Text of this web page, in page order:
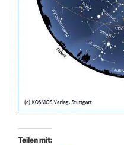
Teilen mit: